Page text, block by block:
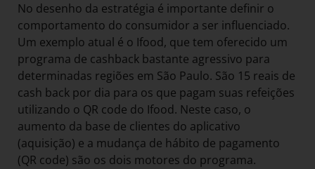
No desenho da estratégia é importante definir o
comportamento do consumidor a ser influenciado.
Um exemplo atual é o Ifood, que tem oferecido um
programa de cashback bastante agressivo para
determinadas regiões em São Paulo. São 15 reais de
cash back por dia para os que pagam suas refeições
utilizando o QR code do Ifood. Neste caso, o
aumento da base de clientes do aplicativo
(aquisição) e a mudança de hábito de pagamento
(QR code) são os dois motores do programa.